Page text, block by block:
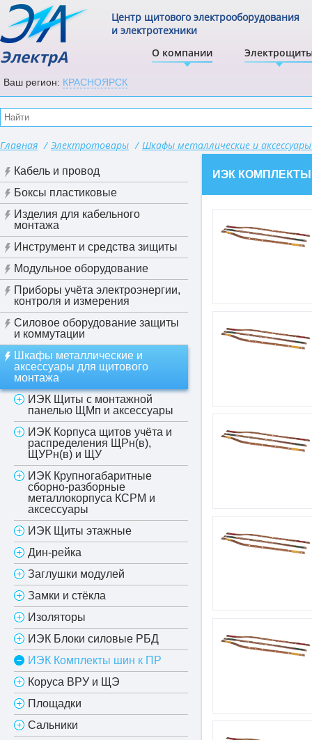
ЭлектрА О компании
Центр щитового электрооборудования
и электротехники
Ваш регион: КРАСНОЯРСК
Главная / Электротовары / Шкафы металлические и
Кабель и провод
Боксы пластиковые
Изделия для кабельного
монтажа
Инструмент и средства зищиты
Модульное оборудование
Приборы учёта электроэнергии,
контроля и измерения
Силовое оборудование защиты
и коммутации
Шкафы металлические и
аксессуары для щитового
монтажа
ИЭК Щиты с монтажной
панелью ЩМп и аксессуары
ИЭК Корпуса щитов учёта и
распределения ЩРн(в),
ЩУРн(в) и ЩУ
ИЭК Крупногабаритные
сборно-разборные
металлокорпуса КСРМ и
аксессуары
ИЭК Щиты этажные
Дин-рейка
Заглушки модулей
Замки и стёкла
Изоляторы
ИЭК Блоки силовые РБД
ИЭК Комплекты шин к ПР
Коруса ВРУ и ЩЭ
Площадки
Сальники
ИЭК